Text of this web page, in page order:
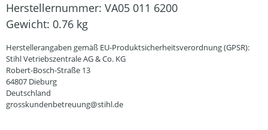
Herstellernummer: VA05 011 6200
Gewicht: 0.76 kg
Herstellerangaben gemäß EU-Produktsicherheitsverordnung (GPSR):
Stihl Vetriebszentrale AG & Co. KG
Robert-Bosch-Straße 13
64807 Dieburg
Deutschland
grosskundenbetreuung@stihl.de